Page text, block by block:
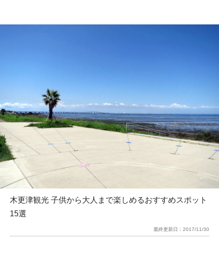
木更津観光 子供から大人まで楽しめるおすすめスポット
15選
最終更新日： 2017/11/30